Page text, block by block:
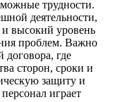
трудности.
деятельности,
высокий уровень
проблем. Важно
договора, где
сторон, сроки и
защиту и
играет